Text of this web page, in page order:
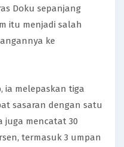
Doku sepanjang
itu menjadi salah
ke
ia melepaskan tiga
sasaran dengan satu
juga mencatat 30
termasuk 3 umpan